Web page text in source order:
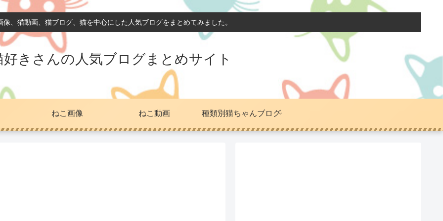
像、猫動画、猫ブログ、猫を中心にした人気ブログをまとめてみました。
好きさんの人気ブログまとめサイト
ねこ画像 ねこ動画 種類別猫ちゃんブログ